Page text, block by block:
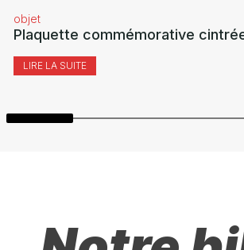
objet
Plaquette commémorative
LIRE LA SUITE